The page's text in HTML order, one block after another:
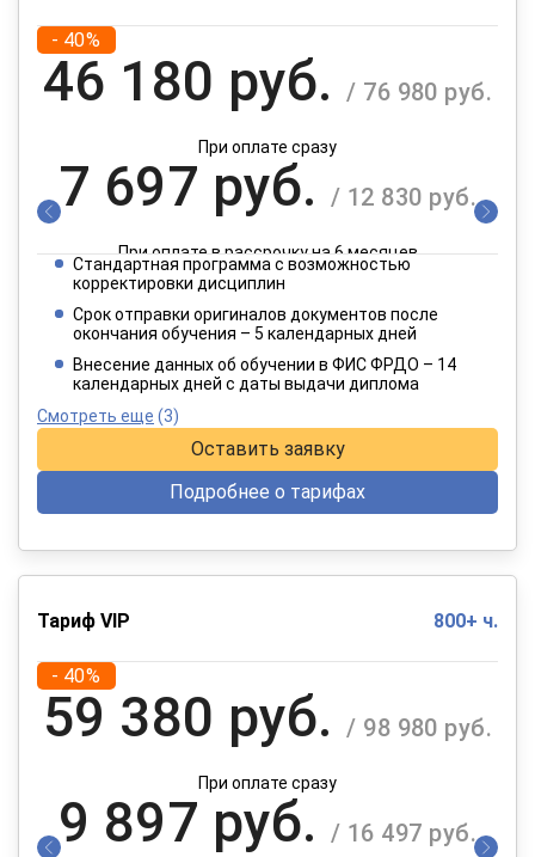
- 40%
46 180 руб. / 76 980 руб.
При оплате сразу
7 697 руб. / 12 830 руб.
При оплате в рассрочку на 6 месяцев
3 849 руб.
При оплате в рассрочку на 12 месяцев
Стандартная программа с возможностью
корректировки дисциплин
Срок отправки оригиналов документов после
окончания обучения – 5 календарных дней
Внесение данных об обучении в ФИС ФРДО – 14
календарных дней с даты выдачи диплома
Смотреть еще (3)
Оставить заявку
Подробнее о тарифах
Тариф VIP 800+ ч.
- 40%
59 380 руб. / 98 980 руб.
При оплате сразу
9 897 руб. / 16 497 руб.